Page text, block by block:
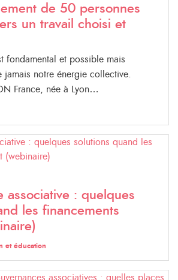
de 50 personnes
un travail choisi et
fondamental et possible mais
jamais notre énergie collective.
France, née à Lyon…
associative : quelques
les financements
et éducation